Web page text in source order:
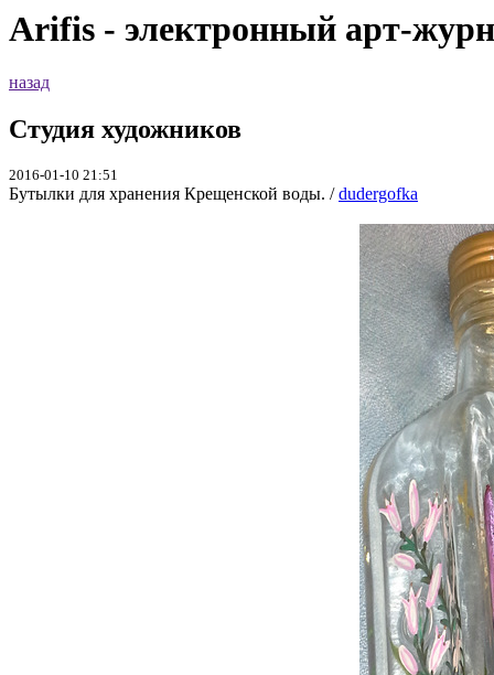
Arifis - электронный арт-
назад
Студия художников
2016-01-10 21:51
Бутылки для хранения Крещенской воды. /dudergofka